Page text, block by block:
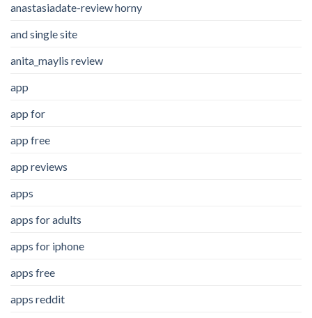
anastasiadate-review horny
and single site
anita_maylis review
app
app for
app free
app reviews
apps
apps for adults
apps for iphone
apps free
apps reddit